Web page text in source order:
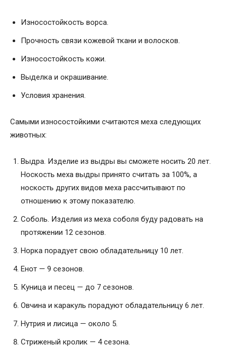
Износостойкость ворса.
Прочность связи кожевой ткани и волосков.
Износостойкость кожи.
Выделка и окрашивание.
Условия хранения.
Самыми износостойкими считаются меха следующих
животных:
Выдра. Изделие из выдры вы сможете носить 20 лет.
Носкость меха выдры принято считать за 100%, а
носкость других видов меха рассчитывают по
отношению к этому показателю.
Соболь. Изделия из меха соболя буду радовать на
протяжении 12 сезонов.
Норка порадует свою обладательницу 10 лет.
Енот — 9 сезонов.
Куница и песец — до 7 сезонов.
Овчина и каракуль порадуют обладательницу 6 лет.
Нутрия и лисица — около 5.
Стриженый кролик — 4 сезона.